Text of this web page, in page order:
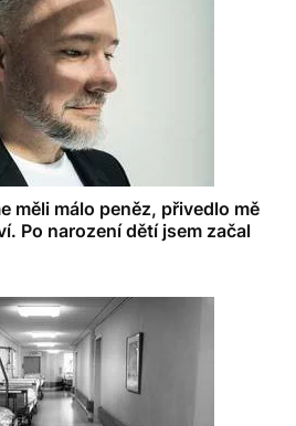
měli málo peněz, přivedlo mě
Po narození dětí jsem začal